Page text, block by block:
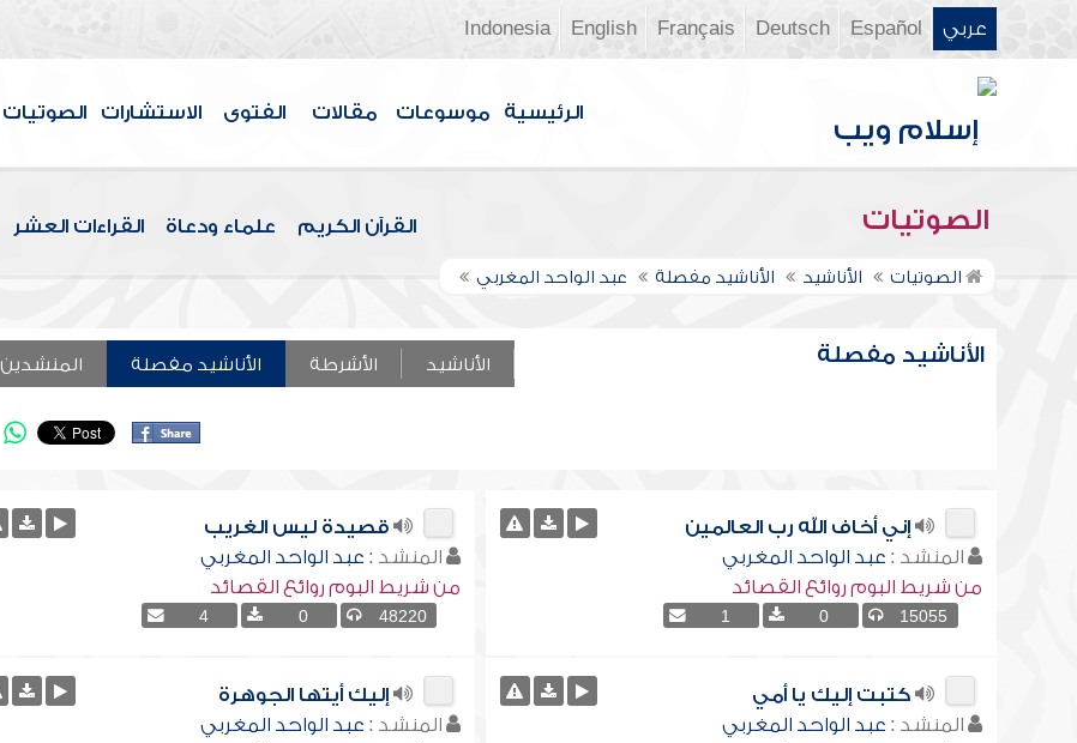
عربي Español
Deutsch
Français
English
Indonesia
الرئيسية موسوعات مقالات الفتوى الاستشارات الصوتيات
الصوتيات القرآن الكريم علماء ودعاة القراءات العشر
الصوتيات الأناشيد الأناشيد مفصلة عبد الواحد المغربي
الأناشيد مفصلة الأناشيد الأشرطة الأناشيد مفصلة المنشدين
إني أخاف الله رب العالمين
المنشد : عبد الواحد المغربي
من شريط البوم روائع القصائد
15055
0
1
قصيدة ليس الغريب
المنشد : عبد الواحد المغربي
من شريط البوم روائع القصائد
48220
0
4
كتبت إليك يا أمي
المنشد : عبد الواحد المغربي
إليك أيتها الجوهرة
المنشد : عبد الواحد المغربي